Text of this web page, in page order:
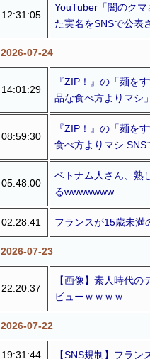
12:31:05
YouTuber「闇のク
た実名をSNSで公表
2026-07-24
14:01:29
『ZIP！』の「麺を
品な食べ方よりマシ
08:59:30
『ZIP！』の「麺を
食べ方よりマシ SNS
05:48:00
ベトナム人さん、熟
るwwwwwww
02:28:41 フランスが15歳未
2026-07-23
22:20:37
【画像】素人時代
ビューｗｗｗｗ
2026-07-22
19:31:44 【SNS規制】フラ